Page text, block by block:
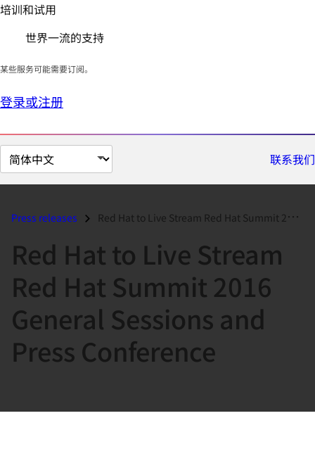
培训和试用
世界一流的支持
某些服务可能需要订阅。
登录或注册
切
换
面
联系我们
Press releases Red Hat to Live Stream Red Hat Summit 2016 General Sessions and Press...
Red Hat to Live Stream
Red Hat Summit 2016
General Sessions and
Press Conference